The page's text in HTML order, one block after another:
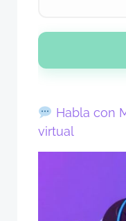
Habla con
virtual